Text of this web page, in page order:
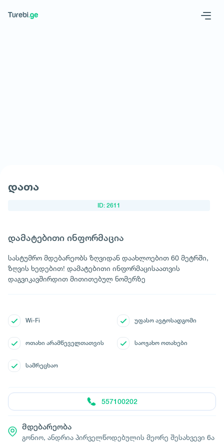
დათა
ID: 2611
დამატებითი ინფორმაცია
სასტუმრო მდებარეობს ზღვიდან დაახლოებით 60 მეტრში,
ზღვის ხედებით! დამატებითი ინფორმაცისაათვის
დაგვიკავშირდით მითითებულ ნომერზე
Wi-Fi უფასო ავტოსადგომი
ოთახი არამწეველთათვის საოჯახო ოთახები
სამრეცხაო
557100202
მდებარეობა
გონიო, ანდრია პირველწოდებულის მეორე შესახვევი 6ა